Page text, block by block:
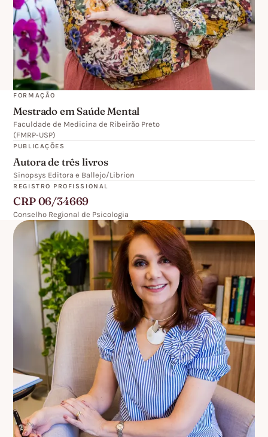
FORMAÇÃO
Mestrado em Saúde Mental
Faculdade de Medicina de Ribeirão Preto
(FMRP-USP)
PUBLICAÇÕES
Autora de três livros
Sinopsys Editora e Ballejo/Librion
REGISTRO PROFISSIONAL
CRP 06/34669
Conselho Regional de Psicologia